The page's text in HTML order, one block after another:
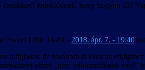
érdeklődnék, hogy hogyan áll?
Sweet Little 16-bit - 2018. ápr. 7. - 19:40
a fájlokat, de továbbra is lehet az
elérni „nem felhasználónak való”